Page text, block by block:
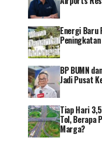
Energi Baru
BP BUMN
Jadi Pusat
Tiap Hari
Tol, Berapa
Marga?